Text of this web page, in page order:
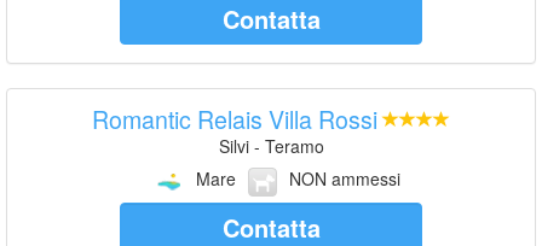
Contatta
Romantic Relais Villa Rossi
Silvi - Teramo
Mare
NON ammessi
Contatta